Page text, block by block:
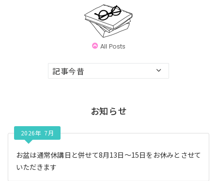
All Posts
お知らせ
2026年 7月
お盆は通常休講日と併せて8月13日〜15日をお休みとさせて
いただきます